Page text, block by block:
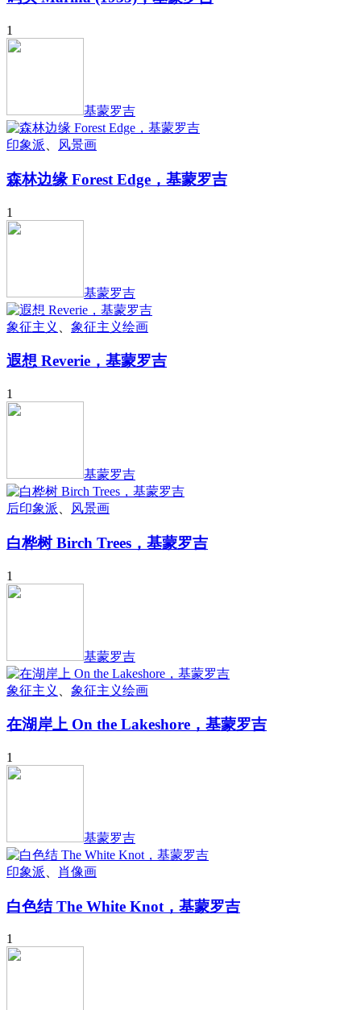
1
基蒙罗吉
印象派 风景画
森林边缘 Forest Edge，基蒙罗吉
1
基蒙罗吉
象征主义 象征主义绘画
遐想 Reverie，基蒙罗吉
1
基蒙罗吉
后印象派 风景画
白桦树 Birch Trees，基蒙罗吉
1
基蒙罗吉
象征主义 象征主义绘画
在湖岸上 On the Lakeshore，基蒙罗吉
1
基蒙罗吉
印象派 肖像画
白色结 The White Knot，基蒙罗吉
1